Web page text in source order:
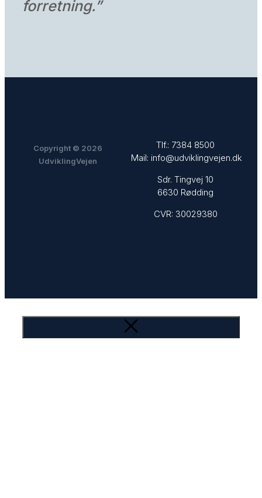
forretning.”
Copyright © 2026
UdviklingVejen
Tlf.: 7384 8500
Mail: info@udviklingvejen.dk
Sdr. Tingvej 10
6630 Rødding
CVR: 30029380